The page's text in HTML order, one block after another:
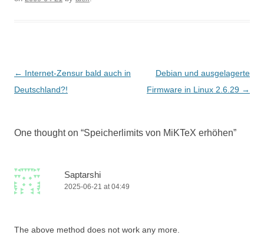
Post
navigation
← Internet-Zensur bald auch in
Deutschland?!
Debian und ausgelagerte
Firmware in Linux 2.6.29 →
One thought on “Speicherlimits von MiKTeX erhöhen”
Saptarshi
2025-06-21 at 04:49
The above method does not work any more.